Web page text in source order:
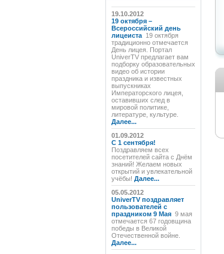
19.10.2012
19 октября –
Всероссийский день
лицеиста 19 октября
традиционно отмечается
День лицея. Портал
UniverTV предлагает вам
подборку образовательных
видео об истории
праздника и известных
выпускниках
Императорского лицея,
оставивших след в
мировой политике,
литературе, культуре.
Далее...
01.09.2012
C 1 сентября!
Поздравляем всех
посетителей сайта с Днём
знаний! Желаем новых
открытий и увлекательной
учёбы! Далее...
05.05.2012
UniverTV поздравляет
пользователей с
праздником 9 Мая 9 мая
отмечается 67 годовщина
победы в Великой
Отечественной войне.
Далее...